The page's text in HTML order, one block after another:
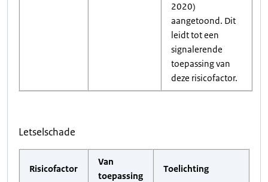
2020)
aangetoond. Dit
leidt tot een
signalerende
toepassing van
deze risicofactor.
Letselschade
Risicofactor
Van
toepassing
Toelichting